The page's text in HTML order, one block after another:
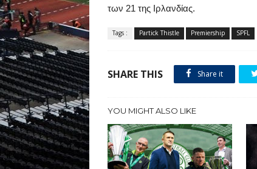
των 21 της Ιρλανδίας.
Tags : Partick Thistle Premiership SPFL
SHARE THIS Share it
YOU MIGHT ALSO LIKE